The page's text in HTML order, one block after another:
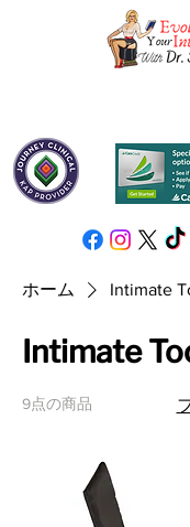
ホーム Intimate
Intimate
9点の商品